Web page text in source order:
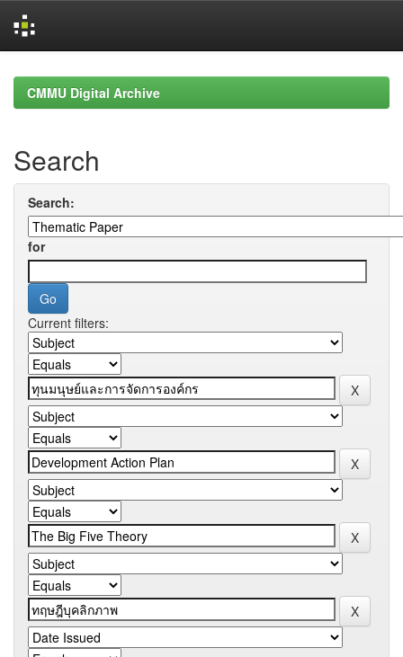
navigationCMMU Digital Archive
Search
Search:
for
Current filters: